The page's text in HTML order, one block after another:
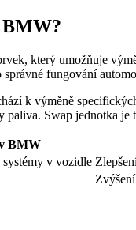
BMW?
který umožňuje
fungování
k výměně
paliva. Swap jednotka
BMW
v vozidle